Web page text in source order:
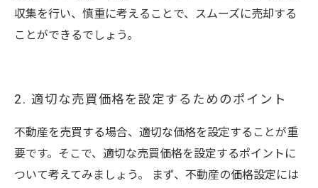
収集を行い、慎重に考えることで、スムーズに売却する
ことができるでしょう。
2. 適切な売買価格を設定するためのポイント
不動産を売買する場合、適切な価格を設定することが重
要です。そこで、適切な売買価格を設定するポイントに
ついて考えてみましょう。 まず、不動産の価格設定には